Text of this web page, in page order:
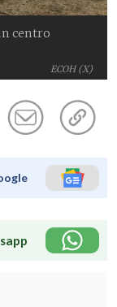
ECOH (X)
centro